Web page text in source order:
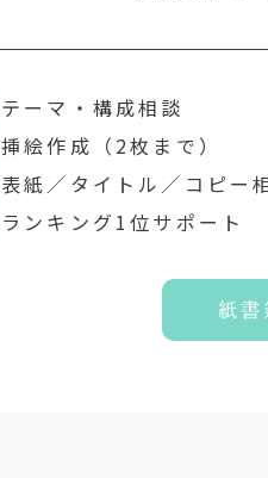
テーマ・構成相談
挿絵作成（2枚まで）
表紙／タイトル／コピー
ランキング1位サポート
紙書